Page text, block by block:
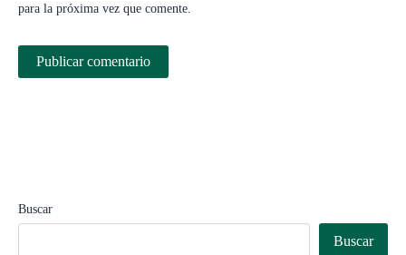
para la próxima vez que comente.
Buscar
Buscar